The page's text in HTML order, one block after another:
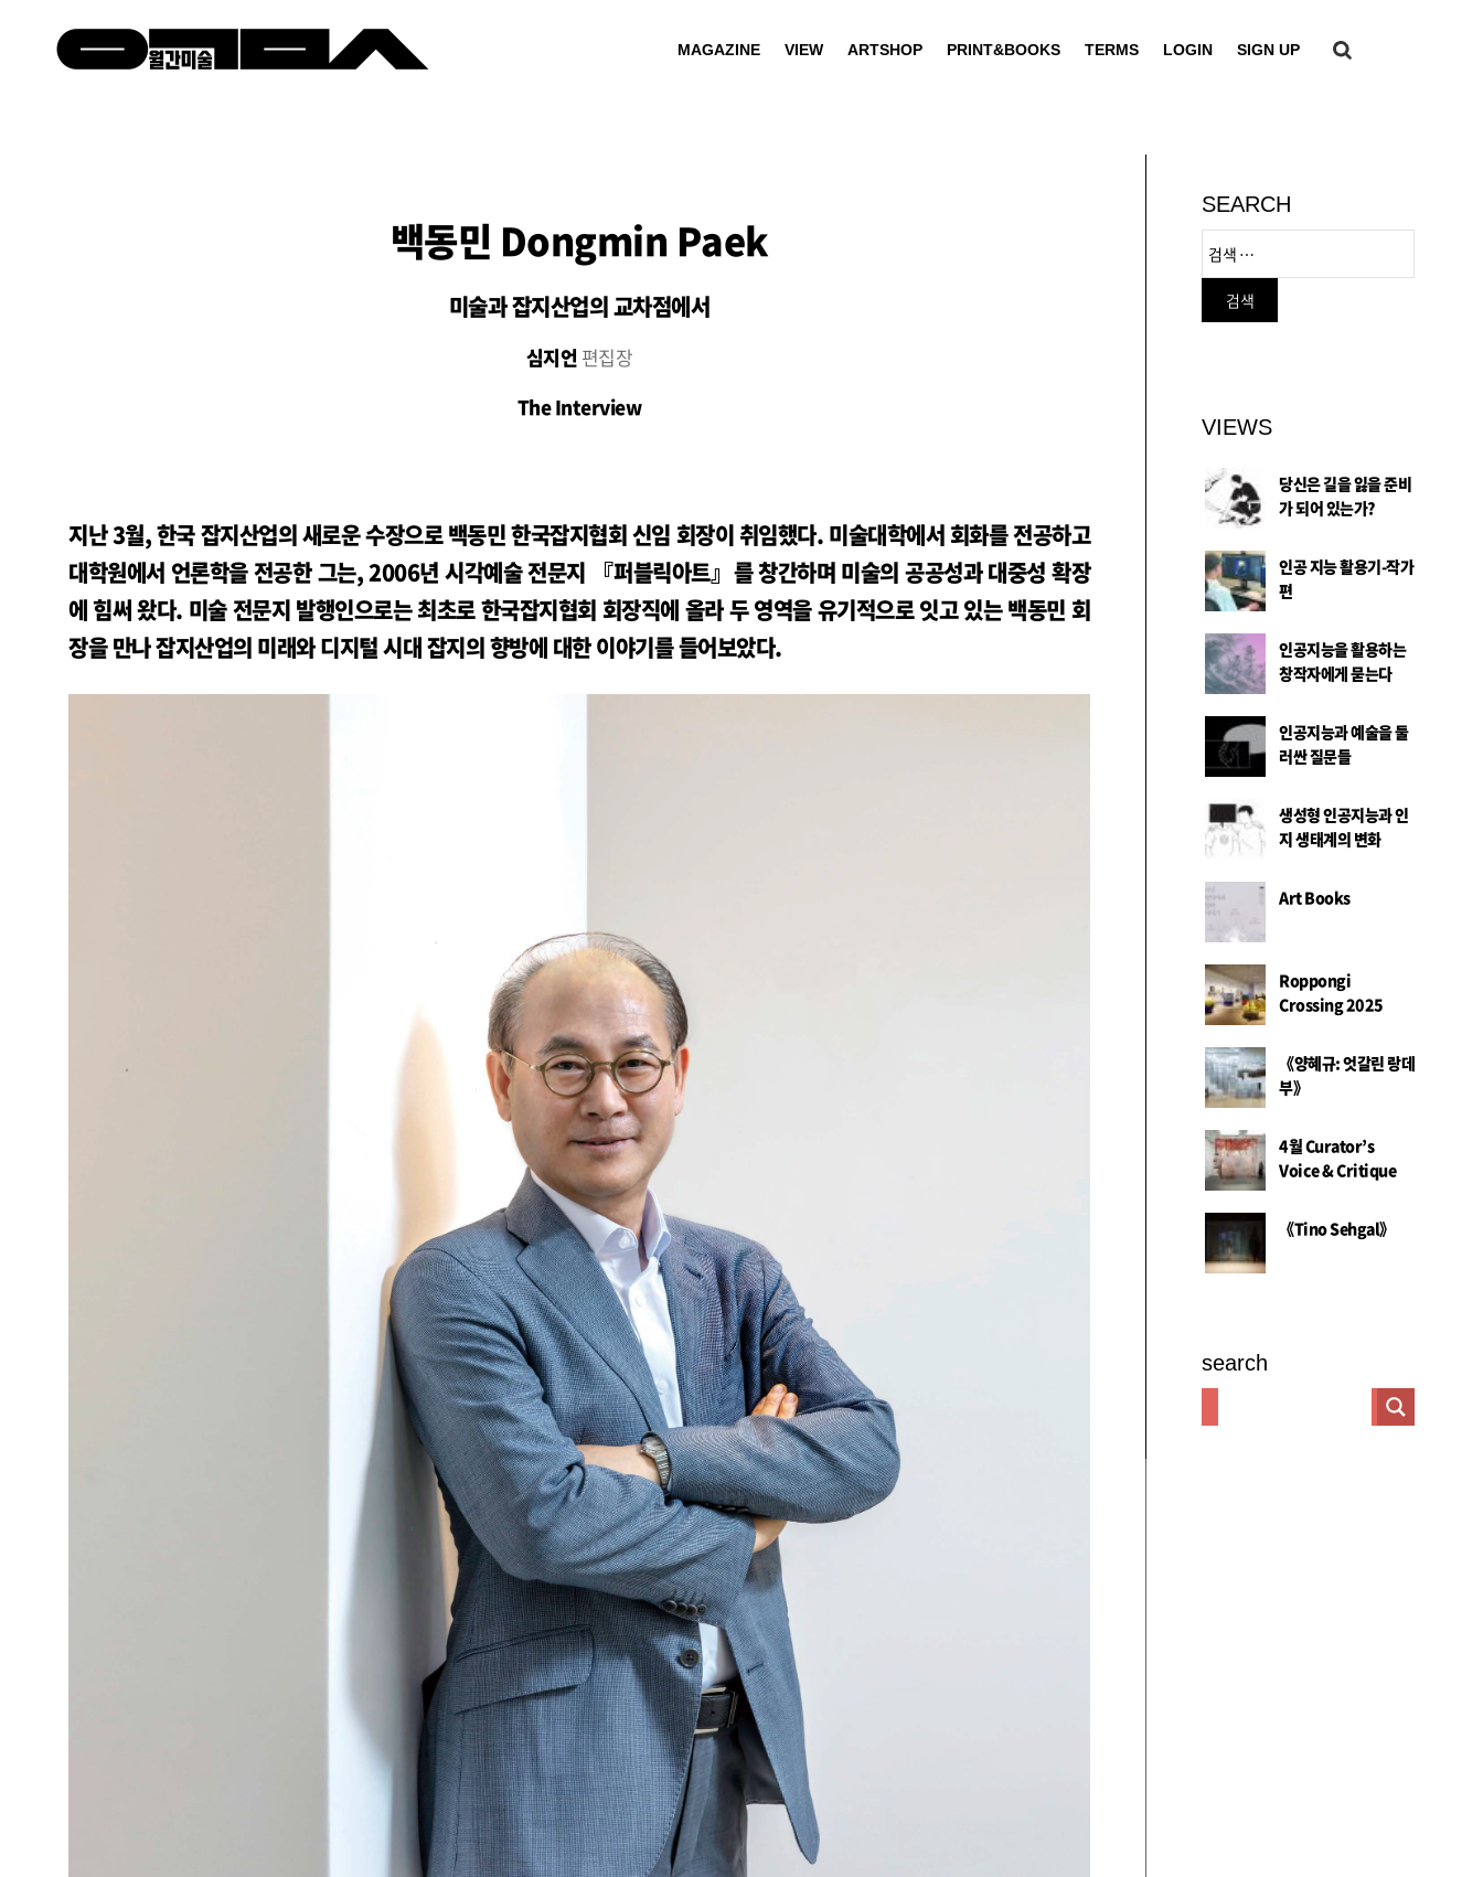
MAGAZINE VIEW ARTSHOP PRINT&BOOKS TERMS LOGIN SIGN UP
백동민 Dongmin Paek
미술과 잡지산업의 교차점에서
심지언 편집장
The Interview
지난 3월, 한국 잡지산업의 새로운 수장으로 백동민 한국잡지협회 신임 회장이 취임했다. 미술대학에서 회화를 전공하고
대학원에서 언론학을 전공한 그는, 2006년 시각예술 전문지 『퍼블릭아트』를 창간하며 미술의 공공성과 대중성 확장
에 힘써 왔다. 미술 전문지 발행인으로는 최초로 한국잡지협회 회장직에 올라 두 영역을 유기적으로 잇고 있는 백동민 회
장을 만나 잡지산업의 미래와 디지털 시대 잡지의 향방에 대한 이야기를 들어보았다.
SEARCH
VIEWS
당신은 길을 잃을 준비
가 되어 있는가?
인공 지능 활용기-작가
편
인공지능을 활용하는
창작자에게 묻는다
인공지능과 예술을 둘
러싼 질문들
생성형 인공지능과 인
지 생태계의 변화
Art Books
Roppongi
Crossing 2025
《양혜규: 엇갈린 랑데
부》
4월 Curator’s
Voice & Critique
《Tino Sehgal》
search